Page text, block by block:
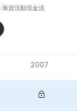
籌資活動現金流
2007